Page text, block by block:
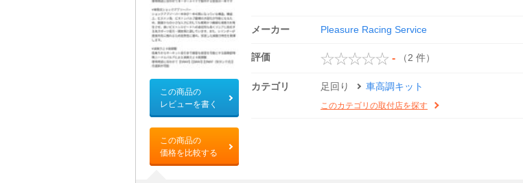
この商品の
レビューを書く
この商品の
価格を比較する
メーカー Pleasure Racing Service
評価 - （2 件）
カテゴリ 足回り 車高調キット
このカテゴリの取付店を探す